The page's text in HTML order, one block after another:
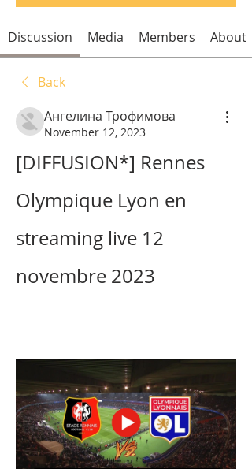
Discussion Media Members About
Back
Ангелина Трофимова
November 12, 2023
[DIFFUSION*] Rennes
Olympique Lyon en
streaming live 12
novembre 2023